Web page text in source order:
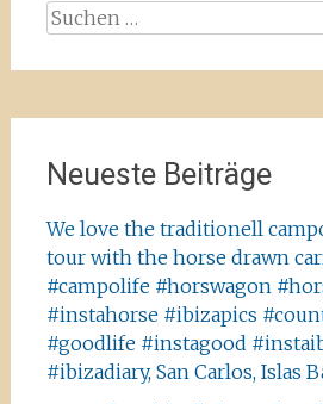
Suchen
Neueste Beiträge
We love the traditionell
tour with the horse drawn
#campolife #horswagon
#instahorse #ibizapics
#goodlife #instagood
#ibizadiary, San Carlos, Islas